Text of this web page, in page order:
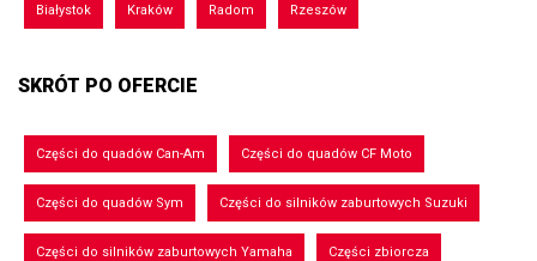
Białystok Kraków Radom Rzeszów
SKRÓT PO OFERCIE
Części do quadów Can-Am Części do quadów CF Moto
Części do quadów Sym Części do silników zaburtowych Suzuki
Części do silników zaburtowych Yamaha Części zbiorcza